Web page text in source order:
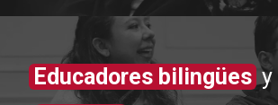
Educadores bilingües y